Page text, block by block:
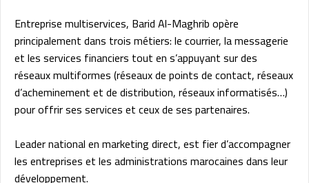
Entreprise multiservices, Barid Al-Maghrib opère
principalement dans trois métiers: le courrier, la messagerie
et les services financiers tout en s’appuyant sur des
réseaux multiformes (réseaux de points de contact, réseaux
d’acheminement et de distribution, réseaux informatisés…)
pour offrir ses services et ceux de ses partenaires.
Leader national en marketing direct, est fier d’accompagner
les entreprises et les administrations marocaines dans leur
développement.